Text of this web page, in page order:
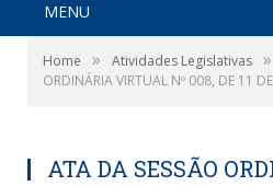
MENU
Home » Atividades Legislativas »
ORDINÁRIA VIRTUAL Nº 008, DE 11
ATA DA SESSÃO